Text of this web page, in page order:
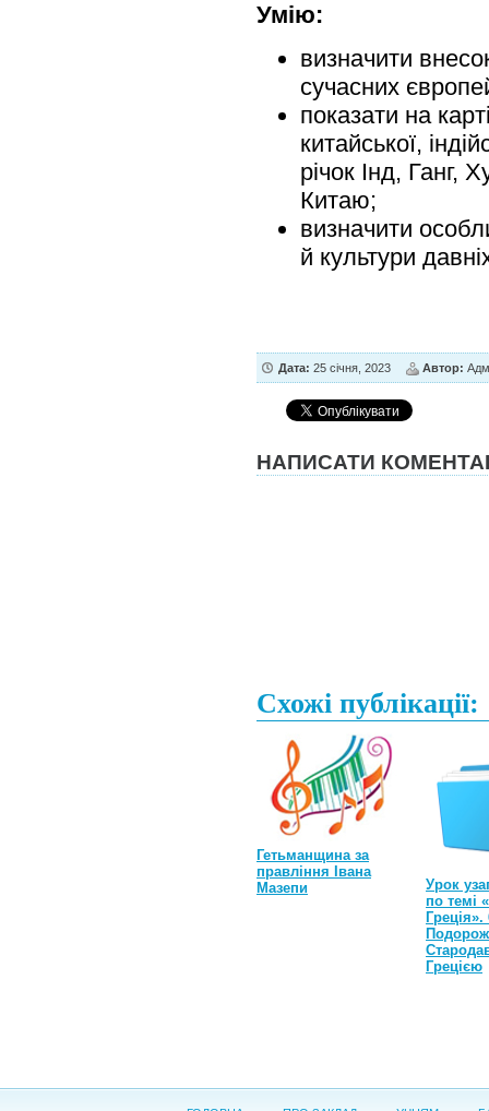
Умію:
визначити
сучасних
показати на
китайської,
річок Інд, Ганг,
Китаю;
визначити
й культури
Дата: 25 січня, 2023 Автор:
НАПИСАТИ
Схожі публікації:
Гетьманщина за
правління Івана
Мазепи
Урок
по темі
Подорож
Грецією